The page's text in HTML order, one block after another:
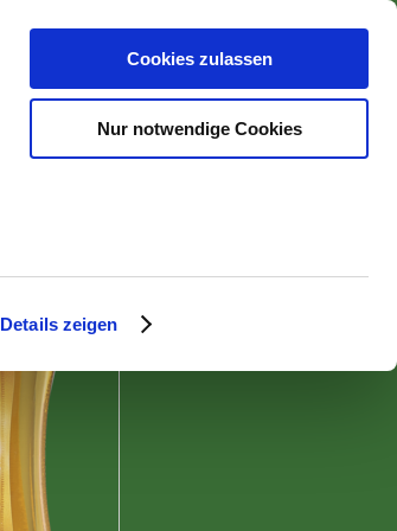
Details zeigen
Cookies zulassen
Nur notwendige Cookies